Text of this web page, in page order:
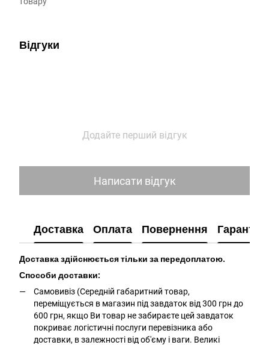
Відгуки
Додайте перший відгук
Написати відгук
Доставка Оплата Повернення Гарантія
Доставка здійснюється тільки за передоплатою.
Способи доставки:
Самовивіз (Середній габаритний товар,
переміщується в магазин під завдаток від 300 грн до
600 грн, якщо Ви товар не забираєте цей завдаток
покриває логістичні послуги перевізника або
доставки, в залежності від об'єму і ваги. Великі